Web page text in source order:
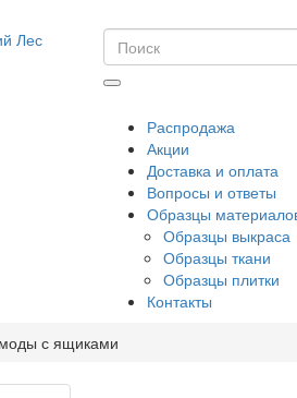
Распродажа
Акции
Доставка и оплата
Вопросы и ответы
Образцы
Образцы выкраса
Образцы ткани
Образцы плитки
Контакты
с ящиками